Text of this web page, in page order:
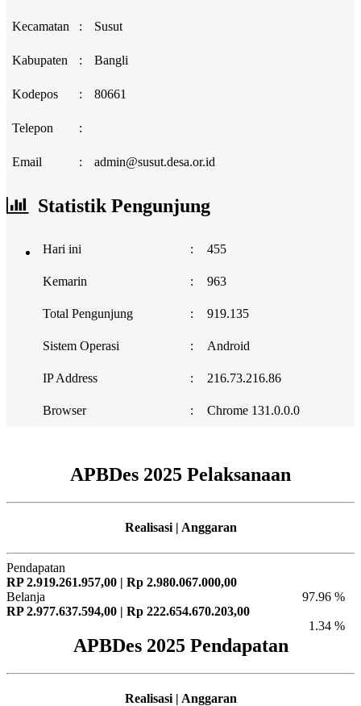
Kecamatan : Susut
Kabupaten : Bangli
Kodepos : 80661
Telepon :
Email : admin@susut.desa.or.id
Statistik Pengunjung
Hari ini : 455
Kemarin : 963
Total Pengunjung : 919.135
Sistem Operasi : Android
IP Address : 216.73.216.86
Browser : Chrome 131.0.0.0
APBDes 2025 Pelaksanaan
Realisasi | Anggaran
Pendapatan
RP 2.919.261.957,00 | Rp 2.980.067.000,00
97.96 %
Belanja
RP 2.977.637.594,00 | Rp 222.654.670.203,00
1.34 %
APBDes 2025 Pendapatan
Realisasi | Anggaran